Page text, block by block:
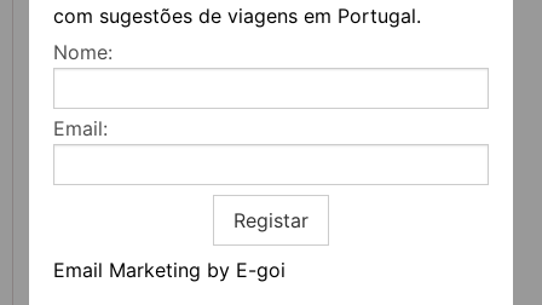
com sugestões de viagens em Portugal.
Nome:
Email:
Registar
Email Marketing by E-goi
FEIRA DO LIVRO DO PORTO REGRESSA COM
MAIS DE 200 ATIVIDADES DEDICADAS À
LITERATURA, MÚSICA E PENSAMENTO